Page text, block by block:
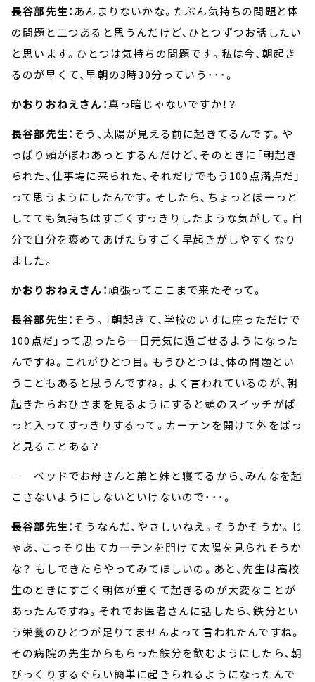
長谷部先生： あんまりないかな。たぶん気持ちの問題と体
の問題と二つあると思うんだけど、ひとつずつお話したい
と思います。ひとつは気持ちの問題です。私は今、朝起き
るのが早くて、早朝の3時30分っていう･･･。
かおりおねえさん：真っ暗じゃないですか！？
長谷部先生：そう、太陽が見える前に起きてるんです。や
っぱり頭がぼわあっとするんだけど、そのときに「朝起き
られた、仕事場に来られた、それだけでもう100点満点だ」
って思うようにしたんです。そしたら、ちょっとぼーっと
してても気持ちはすごくすっきりしたような気がして。自
分で自分を褒めてあげたらすごく早起きがしやすくなり
ました。
かおりおねえさん：頑張ってここまで来たぞって。
長谷部先生：そう。「朝起きて、学校のいすに座っただけで
100点だ」って思ったら一日元気に過ごせるようになった
んですね。これがひとつ目。もうひとつは、体の問題とい
うこともあると思うんですね。よく言われているのが、朝
起きたらおひさまを見るようにすると頭のスイッチがぱ
っと入ってすっきりするって。カーテンを開けて外をぱっ
と見ることある？
― ベッドでお母さんと弟と妹と寝てるから、みんなを起
こさないようにしないといけないので･･･。
長谷部先生：そうなんだ、やさしいねえ。そうかそうか。じ
ゃあ、こっそり出てカーテンを開けて太陽を見られそうか
な？ もしできたらやってみてほしいの。あと、先生は高校
生のときにすごく朝体が重くて起きるのが大変なことが
あったんですね。それでお医者さんに話したら、鉄分とい
う栄養のひとつが足りてませんよって言われたんですね。
その病院の先生からもらった鉄分を飲むようにしたら、朝
びっくりするぐらい簡単に起きられるようになったんで